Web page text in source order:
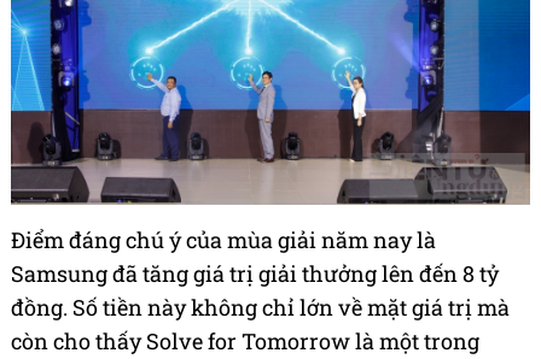
Điểm đáng chú ý của mùa giải năm nay là
Samsung đã tăng giá trị giải thưởng lên đến 8 tỷ
đồng. Số tiền này không chỉ lớn về mặt giá trị mà
còn cho thấy Solve for Tomorrow là một trong